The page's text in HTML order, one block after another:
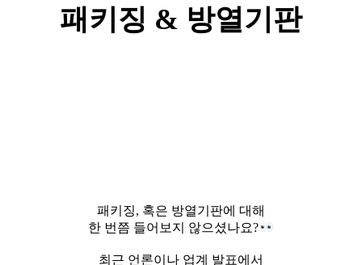
패키징 & 방열기판
패키징, 혹은 방열기판에 대해
한 번쯤 들어보지 않으셨나요?
최근 언론이나 업계 발표에서